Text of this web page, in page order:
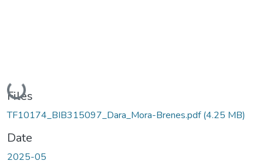
Loading...
Files
TF10174_BIB315097_Dara_Mora-Brenes.pdf(4.25 MB)
Date
2025-05